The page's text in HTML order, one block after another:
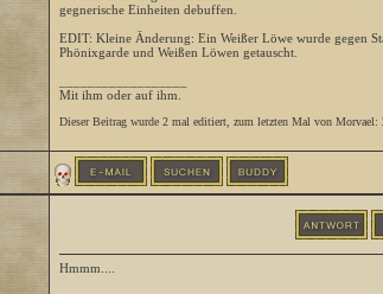
gegnerische Einheiten debuffen.
EDIT: Kleine Änderung: Ein Weißer Löwe wurde gegen
Phönixgarde und Weißen Löwen getauscht.
Mit ihm oder auf ihm.
Dieser Beitrag wurde 2 mal editiert, zum letzten Mal von Morvael:
Hmmm....